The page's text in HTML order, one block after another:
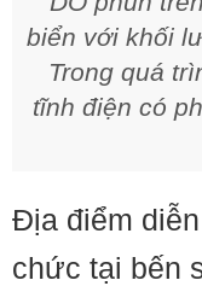
biển với khối
Trong quá
tĩnh điện có
Địa điểm
chức tại bến